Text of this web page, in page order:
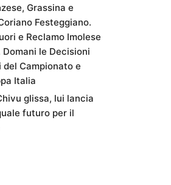
Grassina e
Festeggiano.
e Reclamo Imolese
Domani le Decisioni
del Campionato e
Italia
glissa, lui lancia
futuro per il